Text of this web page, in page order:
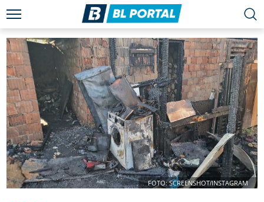
FOTO: SCREENSHOT/INSTAGRAM